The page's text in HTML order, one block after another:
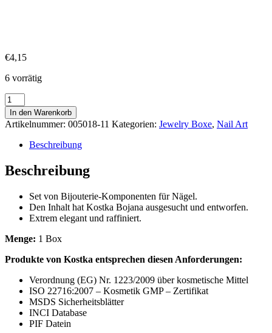
€4,15
6 vorrätig
Kostka
Jewelry
Box
2
Menge
In den Warenkorb
Artikelnummer: 005018-11 Kategorien: Jewelry Boxe, Nail Art
Beschreibung
Beschreibung
Set von Bijouterie-Komponenten für Nägel.
Den Inhalt hat Kostka Bojana ausgesucht und entworfen.
Extrem elegant und raffiniert.
Menge: 1 Box
Produkte von Kostka entsprechen diesen Anforderungen:
Verordnung (EG) Nr. 1223/2009 über kosmetische Mittel
ISO 22716:2007 – Kosmetik GMP – Zertifikat
MSDS Sicherheitsblätter
INCI Database
PIF Datein